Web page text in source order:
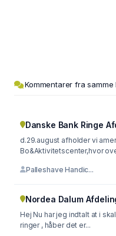
Kommentarer fra samme
Danske Bank Ringe
d.29.august afholder vi
Bo&Aktivitetscenter,hvor
Palleshave Handic...
Nordea Dalum
Hej Nu har jeg indtalt at i skal ringe mig op. Min oplevelse er i aldrig
ringer , håber det er...